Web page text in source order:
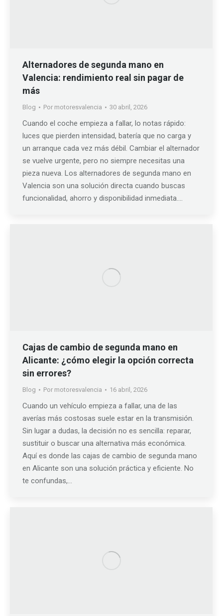
Alternadores de segunda mano en
Valencia: rendimiento real sin pagar de
más
Blog Por motoresvalencia 30 abril, 2026
Cuando el coche empieza a fallar, lo notas rápido:
luces que pierden intensidad, batería que no carga y
un arranque cada vez más débil. Cambiar el alternador
se vuelve urgente, pero no siempre necesitas una
pieza nueva. Los alternadores de segunda mano en
Valencia son una solución directa cuando buscas
funcionalidad, ahorro y disponibilidad inmediata.…
Cajas de cambio de segunda mano en
Alicante: ¿cómo elegir la opción correcta
sin errores?
Blog Por motoresvalencia 16 abril, 2026
Cuando un vehículo empieza a fallar, una de las
averías más costosas suele estar en la transmisión.
Sin lugar a dudas, la decisión no es sencilla: reparar,
sustituir o buscar una alternativa más económica.
Aquí es donde las cajas de cambio de segunda mano
en Alicante son una solución práctica y eficiente. No
te confundas,…